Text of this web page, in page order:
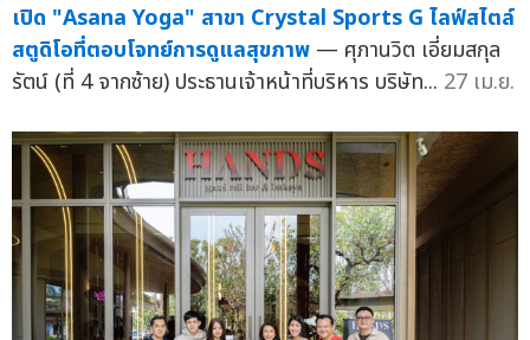
เปิด "Asana Yoga" สาขา Crystal Sports G ไลฟ์สไตล์
สตูดิโอที่ตอบโจทย์การดูแลสุขภาพ — ศุภานวิต เอี่ยมสกุล
รัตน์ (ที่ 4 จากซ้าย) ประธานเจ้าหน้าที่บริหาร บริษัท... 27 เม.ย.